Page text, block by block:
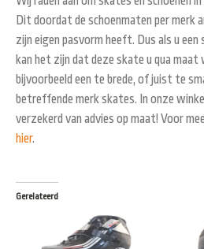
Dit doordat de schoenmaten per merk
zijn eigen pasvorm heeft. Dus als u
kan het zijn dat deze skate u qua maat
bijvoorbeeld een te brede, of juist te
betreffende merk skates. In onze
verzekerd van advies op maat! Voor
hier.
Gerelateerd